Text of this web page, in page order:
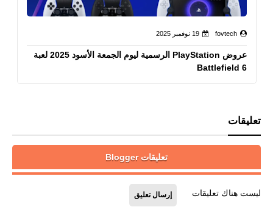
fovtech 19 نوفمبر 2025
عروض PlayStation الرسمية ليوم الجمعة الأسود 2025 لعبة
Battlefield 6
تعليقات
تعليقات Blogger
ليست هناك تعليقات إرسال تعليق